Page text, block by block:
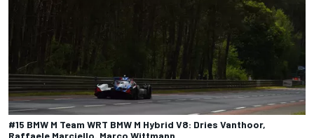
#15 BMW M Team WRT BMW M Hybrid V8: Dries Vanthoor,
Raffaele Marciello, Marco Wittmann